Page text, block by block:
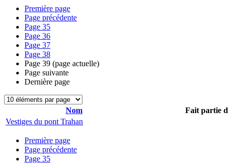
Première page
Page précédente
Page 35
Page 36
Page 37
Page 38
Page 39 (page actuelle)
Page suivante
Dernière page
Nom
Fait partie
Vestiges du pont Trahan
Première page
Page précédente
Page 35